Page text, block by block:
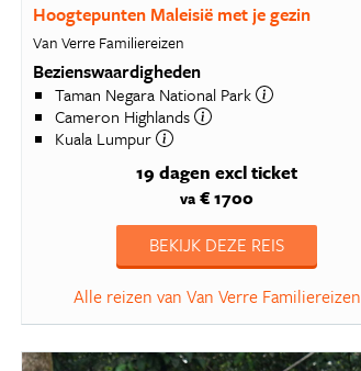
Hoogtepunten Maleisië met je gezin
Van Verre Familiereizen
Bezienswaardigheden
Taman Negara National Park
Cameron Highlands
Kuala Lumpur
19 dagen excl ticket
va € 1700
BEKIJK DEZE REIS
Alle reizen van Van Verre Familiereizen